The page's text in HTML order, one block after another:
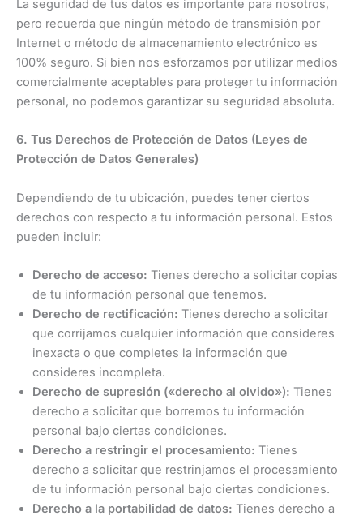
La seguridad de tus datos es importante para nosotros,
pero recuerda que ningún método de transmisión por
Internet o método de almacenamiento electrónico es
100% seguro. Si bien nos esforzamos por utilizar medios
comercialmente aceptables para proteger tu información
personal, no podemos garantizar su seguridad absoluta.
6. Tus Derechos de Protección de Datos (Leyes de
Protección de Datos Generales)
Dependiendo de tu ubicación, puedes tener ciertos
derechos con respecto a tu información personal. Estos
pueden incluir:
Derecho de acceso: Tienes derecho a solicitar copias
de tu información personal que tenemos.
Derecho de rectificación: Tienes derecho a solicitar
que corrijamos cualquier información que consideres
inexacta o que completes la información que
consideres incompleta.
Derecho de supresión («derecho al olvido»): Tienes
derecho a solicitar que borremos tu información
personal bajo ciertas condiciones.
Derecho a restringir el procesamiento: Tienes
derecho a solicitar que restrinjamos el procesamiento
de tu información personal bajo ciertas condiciones.
Derecho a la portabilidad de datos: Tienes derecho a